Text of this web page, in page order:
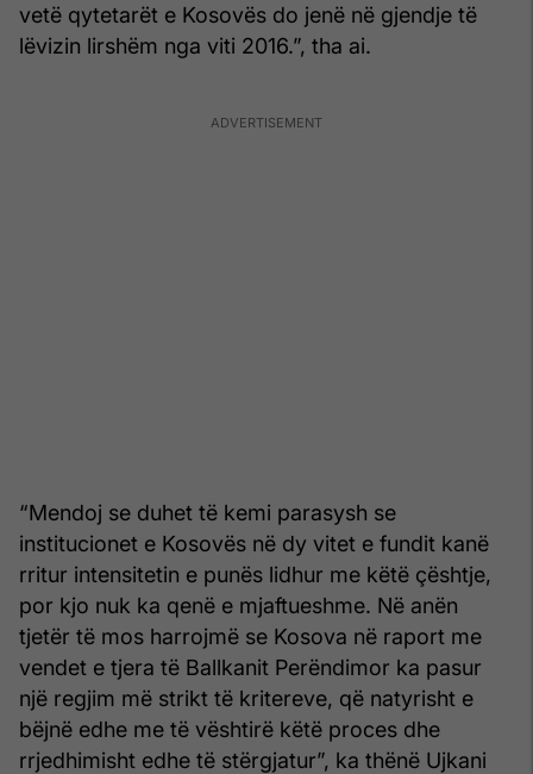
vetë qytetarët e Kosovës do jenë në gjendje të
lëvizin lirshëm nga viti 2016.”, tha ai.
“Mendoj se duhet të kemi parasysh se
institucionet e Kosovës në dy vitet e fundit kanë
rritur intensitetin e punës lidhur me këtë çështje,
por kjo nuk ka qenë e mjaftueshme. Në anën
tjetër të mos harrojmë se Kosova në raport me
vendet e tjera të Ballkanit Perëndimor ka pasur
një regjim më strikt të kritereve, që natyrisht e
bëjnë edhe me të vështirë këtë proces dhe
rrjedhimisht edhe të stërgjatur”, ka thënë Ujkani